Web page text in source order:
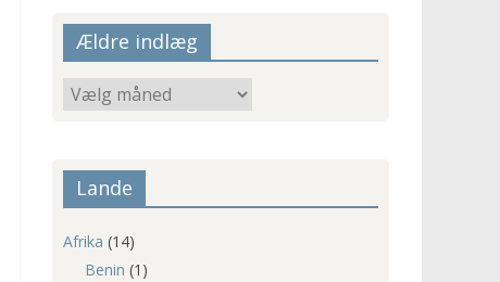
Ældre indlæg
Ældre
Lande
Afrika (14)
Benin (1)